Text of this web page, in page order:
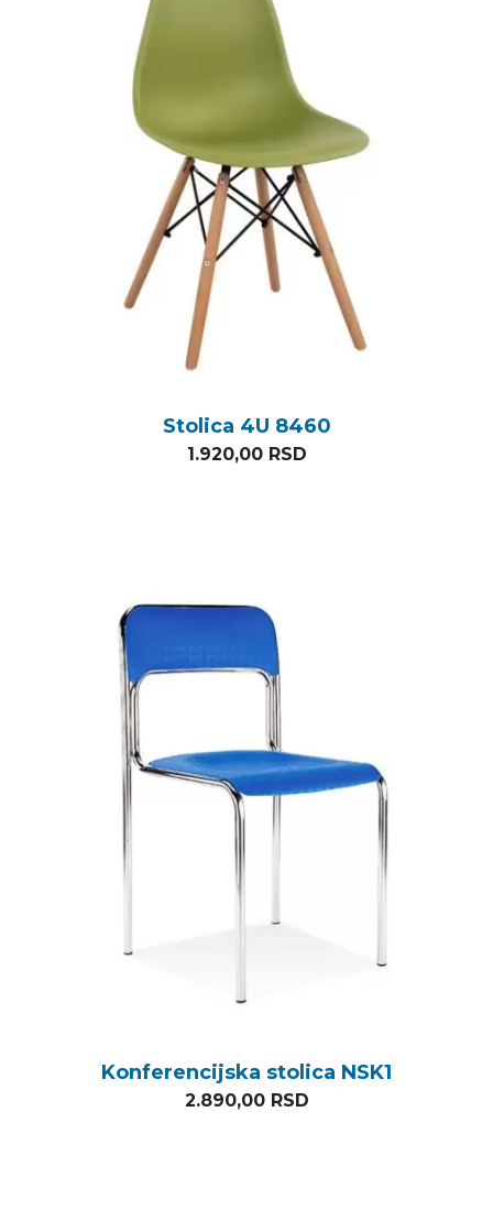
Stolica 4U 8460
1.920,00 RSD
Konferencijska stolica NSK1
2.890,00 RSD